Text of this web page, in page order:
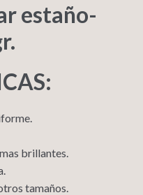
estaño-
brillantes.
tamaños.